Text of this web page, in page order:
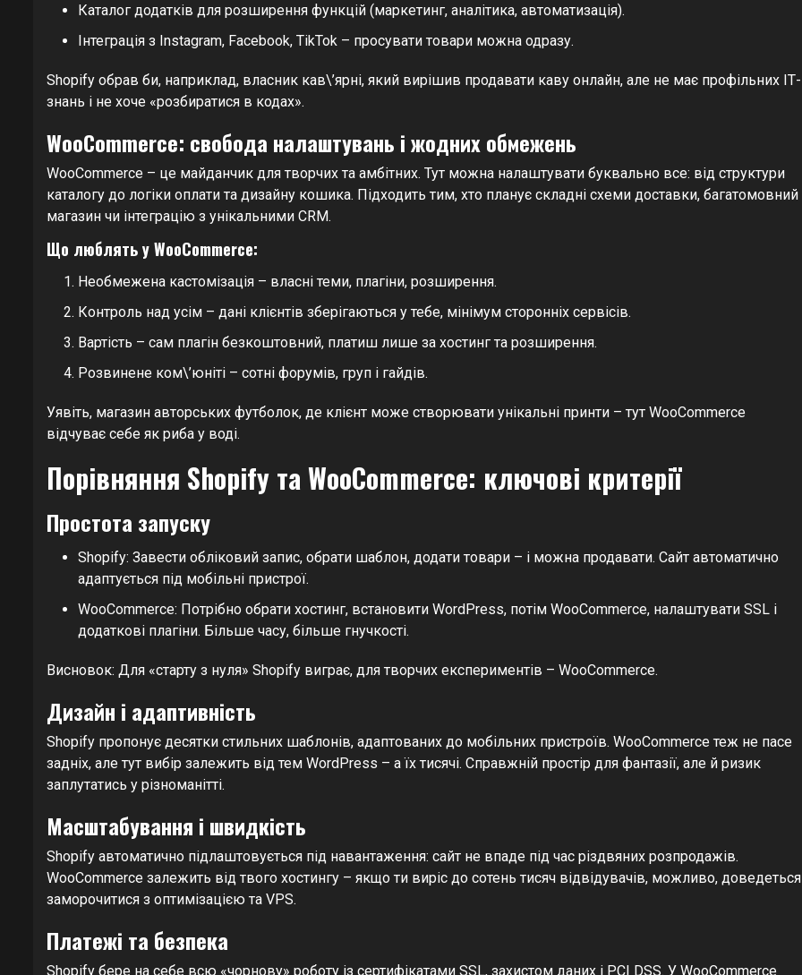
Каталог додатків для розширення функцій (маркетинг, аналітика, автоматизація).
Інтеграція з Instagram, Facebook, TikTok – просувати товари можна одразу.
Shopify обрав би, наприклад, власник кав\’ярні, який вирішив продавати каву онлайн, але не має профільних ІТ-
знань і не хоче «розбиратися в кодах».
WooCommerce: свобода налаштувань і жодних обмежень
WooCommerce – це майданчик для творчих та амбітних. Тут можна налаштувати буквально все: від структури
каталогу до логіки оплати та дизайну кошика. Підходить тим, хто планує складні схеми доставки, багатомовний
магазин чи інтеграцію з унікальними CRM.
Що люблять у WooCommerce:
Необмежена кастомізація – власні теми, плагіни, розширення.
Контроль над усім – дані клієнтів зберігаються у тебе, мінімум сторонніх сервісів.
Вартість – сам плагін безкоштовний, платиш лише за хостинг та розширення.
Розвинене ком\’юніті – сотні форумів, груп і гайдів.
Уявіть, магазин авторських футболок, де клієнт може створювати унікальні принти – тут WooCommerce
відчуває себе як риба у воді.
Порівняння Shopify та WooCommerce: ключові критерії
Простота запуску
Shopify: Завести обліковий запис, обрати шаблон, додати товари – і можна продавати. Сайт автоматично
адаптується під мобільні пристрої.
WooCommerce: Потрібно обрати хостинг, встановити WordPress, потім WooCommerce, налаштувати SSL і
додаткові плагіни. Більше часу, більше гнучкості.
Висновок: Для «старту з нуля» Shopify виграє, для творчих експериментів – WooCommerce.
Дизайн і адаптивність
Shopify пропонує десятки стильних шаблонів, адаптованих до мобільних пристроїв. WooCommerce теж не пасе
задніх, але тут вибір залежить від тем WordPress – а їх тисячі. Справжній простір для фантазії, але й ризик
заплутатись у різноманітті.
Масштабування і швидкість
Shopify автоматично підлаштовується під навантаження: сайт не впаде під час різдвяних розпродажів.
WooCommerce залежить від твого хостингу – якщо ти виріс до сотень тисяч відвідувачів, можливо, доведеться
заморочитися з оптимізацією та VPS.
Платежі та безпека
Shopify бере на себе всю «чорнову» роботу із сертифікатами SSL, захистом даних і PCI DSS. У WooCommerce